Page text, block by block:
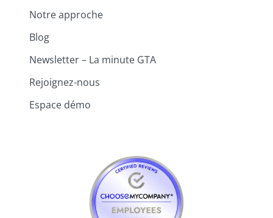
Notre approche
Blog
Newsletter – La minute GTA
Rejoignez-nous
Espace démo